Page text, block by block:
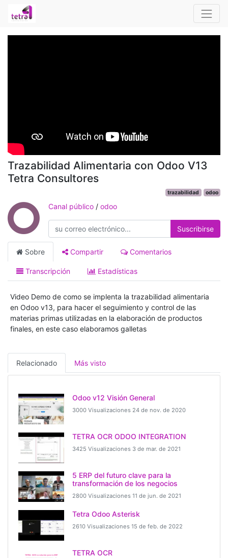
Trazabilidad Alimentaria con Odoo V13
Tetra Consultores
odoo
trazabilidad
Canal público / odoo
Suscribirse
Sobre Compartir Comentarios
Transcripción Estadísticas
Video Demo de como se implenta la trazabilidad alimentaria
en Odoo v13, para hacer el seguimiento y control de las
materias primas utilizadas en la elaboración de productos
finales, en este caso elaboramos galletas
Relacionado Más visto
Odoo v12 Visión General
3000 Visualizaciones 24 de nov. de 2020
TETRA OCR ODOO INTEGRATION
3425 Visualizaciones 3 de mar. de 2021
5 ERP del futuro clave para la
transformación de los negocios
2800 Visualizaciones 11 de jun. de 2021
Tetra Odoo Asterisk
2610 Visualizaciones 15 de feb. de 2022
TETRA OCR